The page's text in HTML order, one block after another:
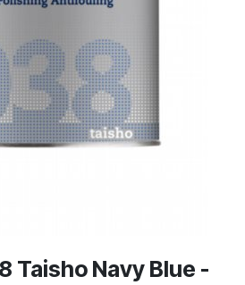
Taisho Navy Blue -